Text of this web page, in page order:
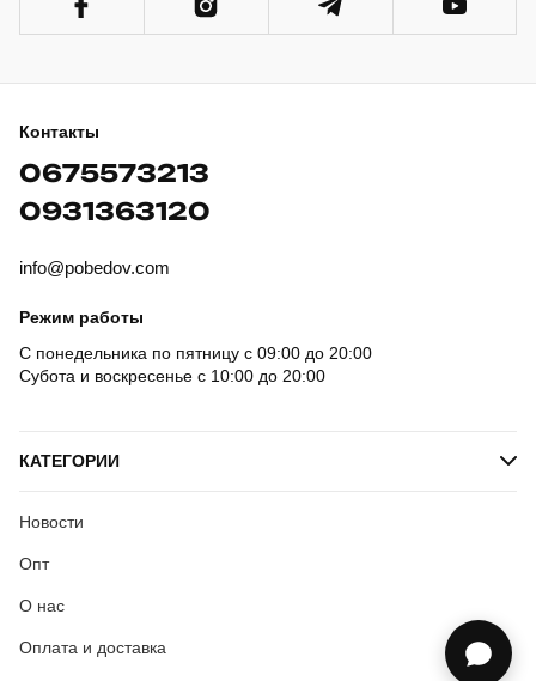
Контакты
0675573213
0931363120
info@pobedov.com
Режим работы
С понедельника по пятницу с 09:00 до 20:00
Субота и воскресенье с 10:00 до 20:00
КАТЕГОРИИ
Новости
Опт
О нас
Оплата и доставка